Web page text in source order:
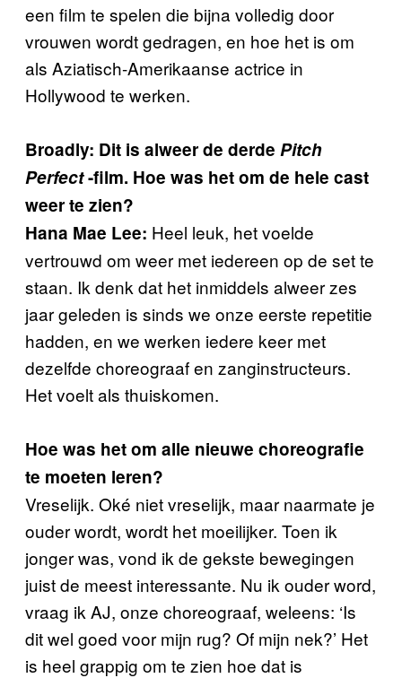
een film te spelen die bijna volledig door
vrouwen wordt gedragen, en hoe het is om
als Aziatisch-Amerikaanse actrice in
Hollywood te werken.
Broadly: Dit is alweer de derde Pitch
Perfect-film. Hoe was het om de hele cast
weer te zien?
Hana Mae Lee: Heel leuk, het voelde
vertrouwd om weer met iedereen op de set te
staan. Ik denk dat het inmiddels alweer zes
jaar geleden is sinds we onze eerste repetitie
hadden, en we werken iedere keer met
dezelfde choreograaf en zanginstructeurs.
Het voelt als thuiskomen.
Hoe was het om alle nieuwe choreografie
te moeten leren?
Vreselijk. Oké niet vreselijk, maar naarmate je
ouder wordt, wordt het moeilijker. Toen ik
jonger was, vond ik de gekste bewegingen
juist de meest interessante. Nu ik ouder word,
vraag ik AJ, onze choreograaf, weleens: ‘Is
dit wel goed voor mijn rug? Of mijn nek?’ Het
is heel grappig om te zien hoe dat is